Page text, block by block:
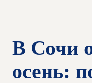
В Сочи
осень: